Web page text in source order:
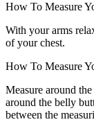
How To Measure
With your arms
of your chest.
How To Measure
Measure around
around the belly
between the